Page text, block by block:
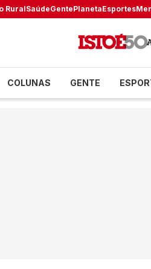
RuralSaúdeGentePlanetaEsportes
COLUNAS GENTE